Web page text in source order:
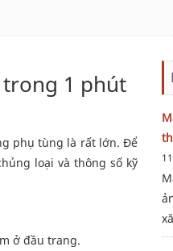
1 phút
phụ tùng là rất lớn. Để
loại và thông số kỹ
ở đầu trang.